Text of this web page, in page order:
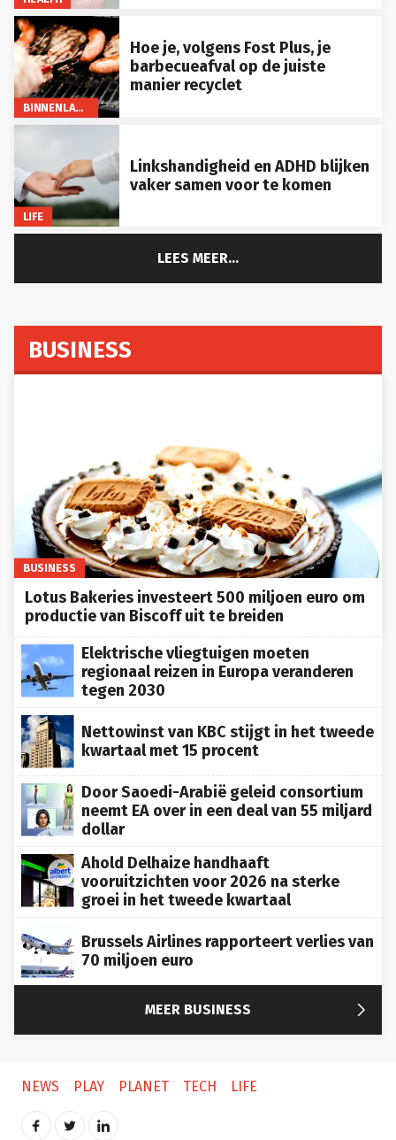
BINNENLAND
Hoe je, volgens Fost Plus, je
barbecueafval op de juiste
manier recyclet
LIFE
Linkshandigheid en ADHD blijken
vaker samen voor te komen
LEES MEER...
BUSINESS
BUSINESS
Lotus Bakeries investeert 500 miljoen euro om
productie van Biscoff uit te breiden
Elektrische vliegtuigen moeten
regionaal reizen in Europa veranderen
tegen 2030
Nettowinst van KBC stijgt in het tweede
kwartaal met 15 procent
Door Saoedi-Arabië geleid consortium
neemt EA over in een deal van 55 miljard
dollar
Ahold Delhaize handhaaft
vooruitzichten voor 2026 na sterke
groei in het tweede kwartaal
Brussels Airlines rapporteert verlies van
70 miljoen euro
MEER BUSINESS 
NEWS PLAY PLANET TECH LIFE